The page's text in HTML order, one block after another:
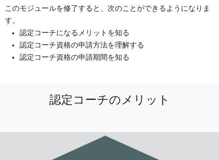
このモジュールを修了すると、次のことができるようになりま
す。
認定コーチになるメリットを知る
認定コーチ資格の申請方法を理解する
認定コーチ資格の申請期間を知る
認定コーチのメリット